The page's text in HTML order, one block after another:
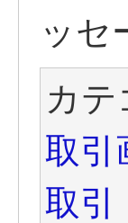
ッセ
カテ
取引
取引